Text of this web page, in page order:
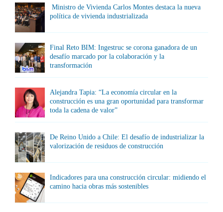
Ministro de Vivienda Carlos Montes destaca la nueva
política de vivienda industrializada
Final Reto BIM: Ingestruc se corona ganadora de un
desafío marcado por la colaboración y la
transformación
Alejandra Tapia: “La economía circular en la
construcción es una gran oportunidad para transformar
toda la cadena de valor”
De Reino Unido a Chile: El desafío de industrializar la
valorización de residuos de construcción
Indicadores para una construcción circular: midiendo el
camino hacia obras más sostenibles